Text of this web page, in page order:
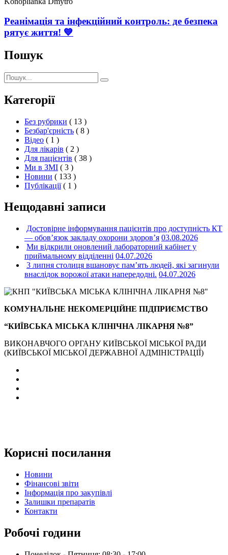
Реанімація та інфекційний контроль: де безпека
рятує життя! 💙
Пошук
Пошук:
Пошук
Категорії
Без рубрики ( 13 )
Безбар'єрність ( 8 )
Відео ( 1 )
Для лікарів ( 2 )
Для пацієнтів ( 38 )
Ми в ЗМІ ( 3 )
Новини ( 133 )
Публікації ( 1 )
Нещодавні записи
Достовірне інформування пацієнтів про доступність КТ
— обов’язок закладу охорони здоров’я 03.08.2026
Ми відкрили оновлений лабораторний кабінет у
приймальному відділенні 04.07.2026
3 липня столиця вшановує пам’ять людей, які загинули
внаслідок ворожої атаки напередодні. 04.07.2026
КОМУНАЛЬНЕ НЕКОМЕРЦІЙНЕ ПІДПРИЄМСТВО
“КИЇВСЬКА МІСЬКА КЛІНІЧНА ЛІКАРНЯ №8”
ВИКОНАВЧОГО ОРГАНУ КИЇВСЬКОЇ МІСЬКОЇ РАДИ
(КИЇВСЬКОЇ МІСЬКОЇ ДЕРЖАВНОЇ АДМІНІСТРАЦІЇ)
Корисні посилання
Новини
Фінансові звіти
Інформація про закупівлі
Залишки препаратів
Контакти
Робочі години